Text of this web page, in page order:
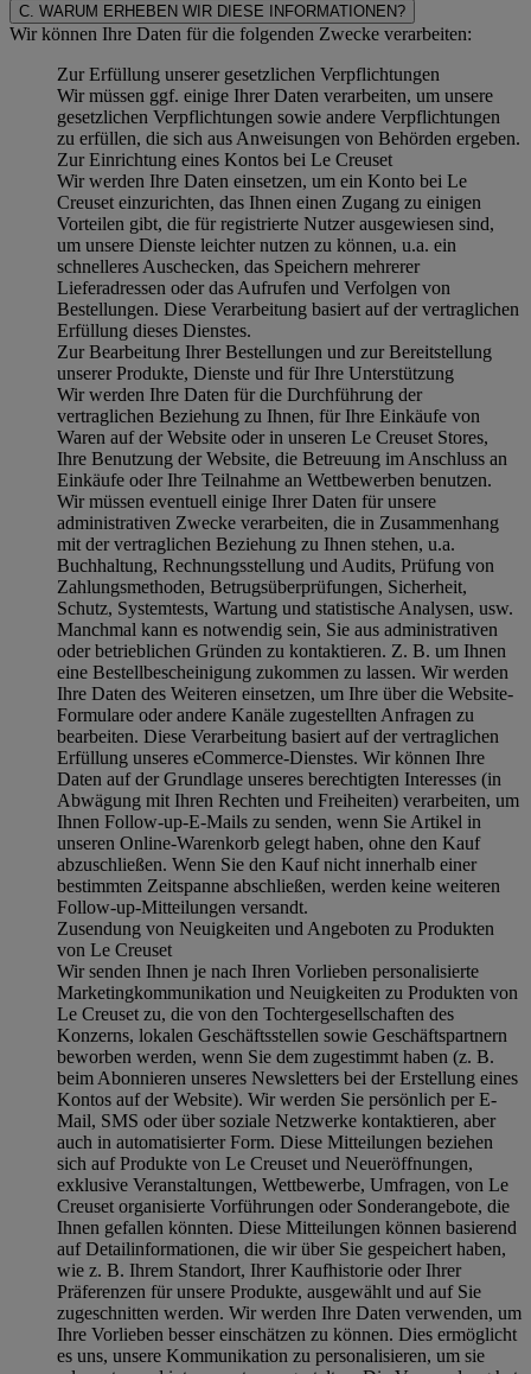
C. WARUM ERHEBEN WIR DIESE INFORMATIONEN?
Wir können Ihre Daten für die folgenden Zwecke verarbeiten:
Zur Erfüllung unserer gesetzlichen Verpflichtungen
Wir müssen ggf. einige Ihrer Daten verarbeiten, um unsere
gesetzlichen Verpflichtungen sowie andere Verpflichtungen
zu erfüllen, die sich aus Anweisungen von Behörden ergeben.
Zur Einrichtung eines Kontos bei Le Creuset
Wir werden Ihre Daten einsetzen, um ein Konto bei Le
Creuset einzurichten, das Ihnen einen Zugang zu einigen
Vorteilen gibt, die für registrierte Nutzer ausgewiesen sind,
um unsere Dienste leichter nutzen zu können, u.a. ein
schnelleres Auschecken, das Speichern mehrerer
Lieferadressen oder das Aufrufen und Verfolgen von
Bestellungen. Diese Verarbeitung basiert auf der vertraglichen
Erfüllung dieses Dienstes.
Zur Bearbeitung Ihrer Bestellungen und zur Bereitstellung
unserer Produkte, Dienste und für Ihre Unterstützung
Wir werden Ihre Daten für die Durchführung der
vertraglichen Beziehung zu Ihnen, für Ihre Einkäufe von
Waren auf der Website oder in unseren Le Creuset Stores,
Ihre Benutzung der Website, die Betreuung im Anschluss an
Einkäufe oder Ihre Teilnahme an Wettbewerben benutzen.
Wir müssen eventuell einige Ihrer Daten für unsere
administrativen Zwecke verarbeiten, die in Zusammenhang
mit der vertraglichen Beziehung zu Ihnen stehen, u.a.
Buchhaltung, Rechnungsstellung und Audits, Prüfung von
Zahlungsmethoden, Betrugsüberprüfungen, Sicherheit,
Schutz, Systemtests, Wartung und statistische Analysen, usw.
Manchmal kann es notwendig sein, Sie aus administrativen
oder betrieblichen Gründen zu kontaktieren. Z. B. um Ihnen
eine Bestellbescheinigung zukommen zu lassen. Wir werden
Ihre Daten des Weiteren einsetzen, um Ihre über die Website-
Formulare oder andere Kanäle zugestellten Anfragen zu
bearbeiten. Diese Verarbeitung basiert auf der vertraglichen
Erfüllung unseres eCommerce-Dienstes. Wir können Ihre
Daten auf der Grundlage unseres berechtigten Interesses (in
Abwägung mit Ihren Rechten und Freiheiten) verarbeiten, um
Ihnen Follow-up-E-Mails zu senden, wenn Sie Artikel in
unseren Online-Warenkorb gelegt haben, ohne den Kauf
abzuschließen. Wenn Sie den Kauf nicht innerhalb einer
bestimmten Zeitspanne abschließen, werden keine weiteren
Follow-up-Mitteilungen versandt.
Zusendung von Neuigkeiten und Angeboten zu Produkten
von Le Creuset
Wir senden Ihnen je nach Ihren Vorlieben personalisierte
Marketingkommunikation und Neuigkeiten zu Produkten von
Le Creuset zu, die von den Tochtergesellschaften des
Konzerns, lokalen Geschäftsstellen sowie Geschäftspartnern
beworben werden, wenn Sie dem zugestimmt haben (z. B.
beim Abonnieren unseres Newsletters bei der Erstellung eines
Kontos auf der Website). Wir werden Sie persönlich per E-
Mail, SMS oder über soziale Netzwerke kontaktieren, aber
auch in automatisierter Form. Diese Mitteilungen beziehen
sich auf Produkte von Le Creuset und Neueröffnungen,
exklusive Veranstaltungen, Wettbewerbe, Umfragen, von Le
Creuset organisierte Vorführungen oder Sonderangebote, die
Ihnen gefallen könnten. Diese Mitteilungen können basierend
auf Detailinformationen, die wir über Sie gespeichert haben,
wie z. B. Ihrem Standort, Ihrer Kaufhistorie oder Ihrer
Präferenzen für unsere Produkte, ausgewählt und auf Sie
zugeschnitten werden. Wir werden Ihre Daten verwenden, um
Ihre Vorlieben besser einschätzen zu können. Dies ermöglicht
es uns, unsere Kommunikation zu personalisieren, um sie